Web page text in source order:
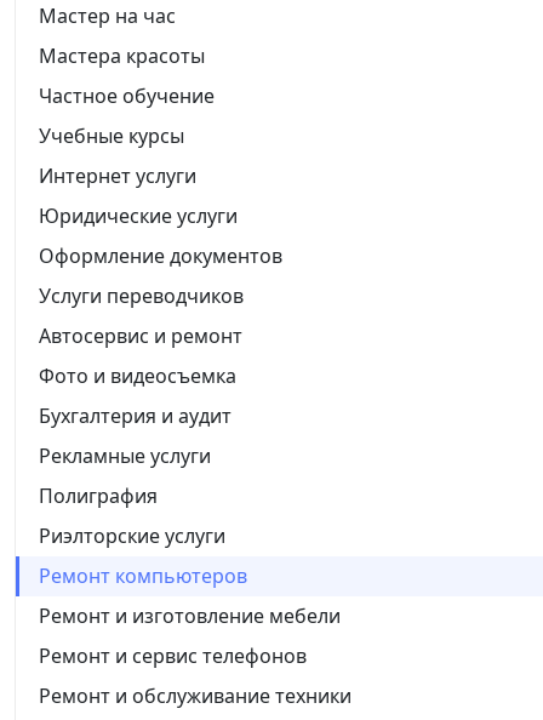
Мастер на час
Мастера красоты
Частное обучение
Учебные курсы
Интернет услуги
Юридические услуги
Оформление документов
Услуги переводчиков
Автосервис и ремонт
Фото и видеосъемка
Бухгалтерия и аудит
Рекламные услуги
Полиграфия
Риэлторские услуги
Ремонт компьютеров
Ремонт и изготовление мебели
Ремонт и сервис телефонов
Ремонт и обслуживание техники